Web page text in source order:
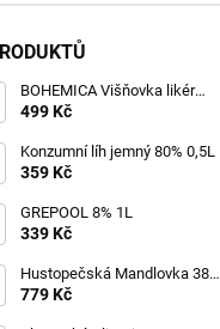
BOHEMICA Višňovka likér
25% 0,7L
499 Kč
Konzumní líh jemný 80% 0,5L
359 Kč
GREPOOL 8% 1L
339 Kč
Hustopečská Mandlovka 38%
1L
779 Kč